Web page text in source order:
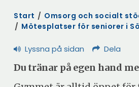
Start / Omsorg och socialt
/ Mötesplatser för seniorer i
Lyssna på sidan Dela
Du tränar på egen hand